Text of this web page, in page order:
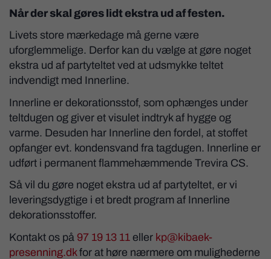
Når der skal gøres lidt ekstra ud af festen.
Livets store mærkedage må gerne være
uforglemmelige. Derfor kan du vælge at gøre noget
ekstra ud af partyteltet ved at udsmykke teltet
indvendigt med Innerline.
Innerline er dekorationsstof, som ophænges under
teltdugen og giver et visulet indtryk af hygge og
varme. Desuden har Innerline den fordel, at stoffet
opfanger evt. kondensvand fra tagdugen. Innerline er
udført i permanent flammehæmmende Trevira CS.
Så vil du gøre noget ekstra ud af partyteltet, er vi
leveringsdygtige i et bredt program af Innerline
dekorationsstoffer.
Kontakt os på 97 19 13 11 eller kp@kibaek-
presenning.dkfor at høre nærmere om mulighederne